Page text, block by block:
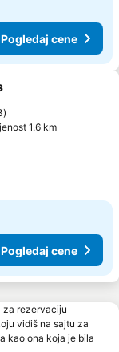
Pogledaj cene
1.6 km
Pogledaj cene
za rezervaciju
vidiš na sajtu za
kao ona koja je bila